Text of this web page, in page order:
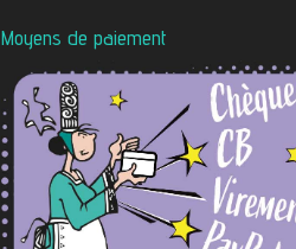
Moyens de paiement